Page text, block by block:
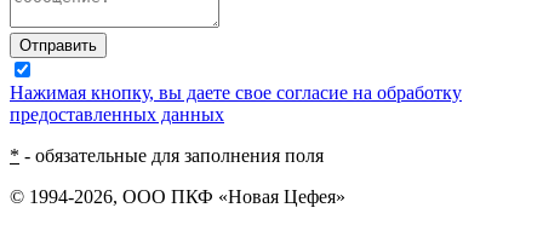
Отправить
Нажимая кнопку, вы даете свое согласие на обработку
предоставленных данных
* - обязательные для заполнения поля
© 1994-2026, ООО ПКФ «Новая Цефея»